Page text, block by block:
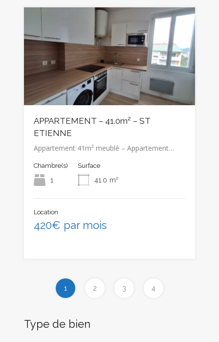
APPARTEMENT – 41.0m² – ST
ETIENNE
Appartement 41m² meublé – Appartement…
Chambre(s)
1
Surface
41.0 m²
Location
420€ par mois
1 2 3 4
Type de bien